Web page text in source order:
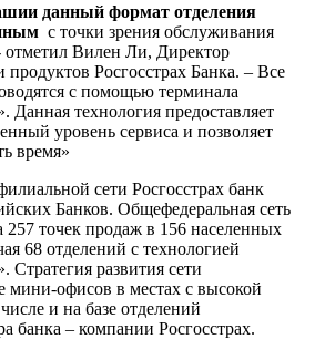
данный формат отделения
с точки зрения обслуживания
отметил Вилен Ли, Директор
продуктов Росгосстрах Банка. – Все
с помощью терминала
Данная технология предоставляет
уровень сервиса и позволяет
время»
сети Росгосстрах банк
Банков. Общефедеральная сеть
257 точек продаж в 156 населенных
68 отделений с технологией
Стратегия развития сети
мини-офисов в местах с высокой
и на базе отделений
банка – компании Росгосстрах.